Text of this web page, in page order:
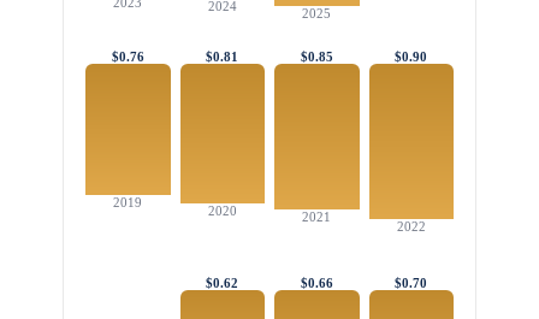
2025
2024
$0.90
2022
$0.85
2021
$0.81
2020
$0.76
2019
$0.70
$0.66
$0.62